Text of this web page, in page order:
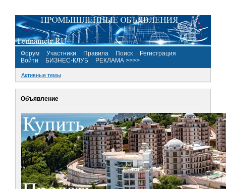
Форум Участники Правила Поиск
Регистрация
Войти
БИЗНЕС-КЛУБ РЕКЛАМА >>>>
Активные темы
Объявление